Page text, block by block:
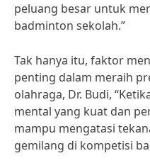
peluang besar untuk
badminton sekolah.”
Tak hanya itu, faktor
penting dalam meraih
olahraga, Dr. Budi,
mental yang kuat dan
mampu mengatasi
gemilang di kompetisi